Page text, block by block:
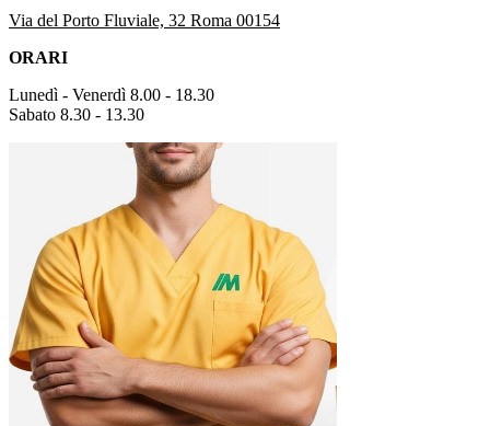
Via del Porto Fluviale, 32 Roma 00154
ORARI
Lunedì - Venerdì 8.00 - 18.30
Sabato 8.30 - 13.30